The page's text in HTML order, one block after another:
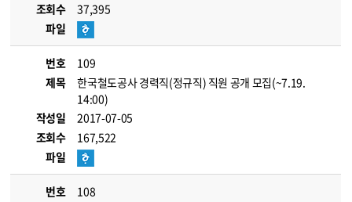
조회수
37,395
파일
번호
109
제목
한국철도공사 경력직(정규직) 직원 공개 모집(~7.19.
14:00)
작성일
2017-07-05
조회수
167,522
파일
번호
108